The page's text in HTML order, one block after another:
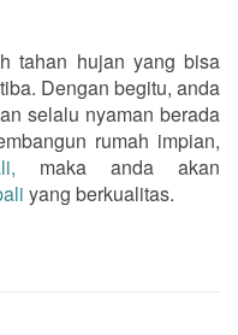
tahan hujan yang bisa
Dengan begitu, anda
selalu nyaman berada
rumah impian,
maka anda akan
yang berkualitas.